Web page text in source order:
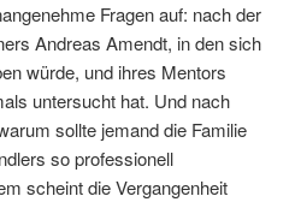
Fragen auf: nach der
Andreas Amendt, in den sich
würde, und ihres Mentors
untersucht hat. Und nach
sollte jemand die Familie
so professionell
scheint die Vergangenheit